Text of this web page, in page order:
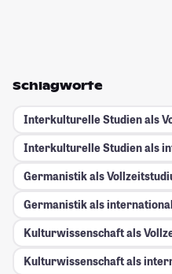
Schlagworte
Interkulturelle Studien als
Interkulturelle Studien als
Germanistik als
Germanistik als
Kulturwissenschaft als
Kulturwissenschaft als